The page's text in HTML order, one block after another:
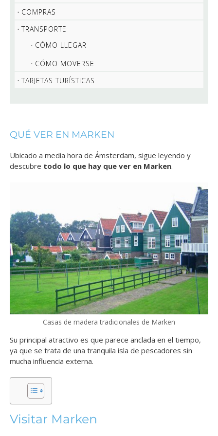
COMPRAS
TRANSPORTE
CÓMO LLEGAR
CÓMO MOVERSE
TARJETAS TURÍSTICAS
QUÉ VER EN MARKEN
Ubicado a media hora de Ámsterdam, sigue leyendo y
descubre todo lo que hay que ver en Marken.
Casas de madera tradicionales de Marken
Su principal atractivo es que parece anclada en el tiempo,
ya que se trata de una tranquila isla de pescadores sin
mucha influencia externa.
Visitar Marken